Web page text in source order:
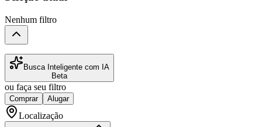
Nenhum filtro
Busca Inteligente com IA
Beta
ou faça seu filtro
Comprar Alugar
Localização